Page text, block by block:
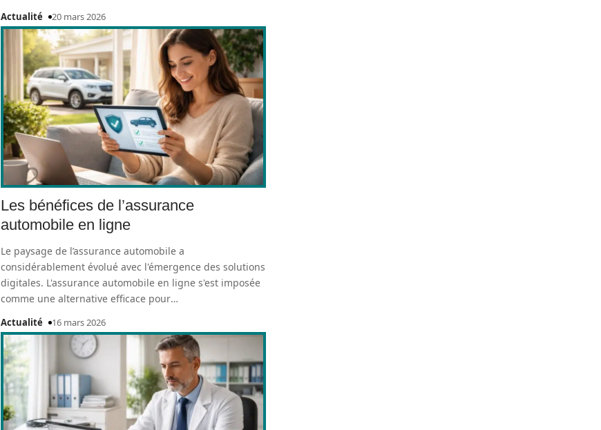
Actualité 20 mars 2026
Les bénéfices de l’assurance
automobile en ligne
Le paysage de l’assurance automobile a
considérablement évolué avec l'émergence des solutions
digitales. L'assurance automobile en ligne s'est imposée
comme une alternative efficace pour…
Actualité 16 mars 2026